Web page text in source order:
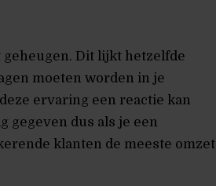
Dit lijkt hetzelfde
moeten worden in je
ervaring een reactie kan
gegeven dus als je een
klanten de meeste omzet